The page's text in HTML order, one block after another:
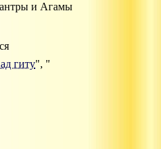
и Агамы
гиту", "